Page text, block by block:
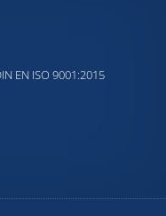
EN ISO 9001:2015